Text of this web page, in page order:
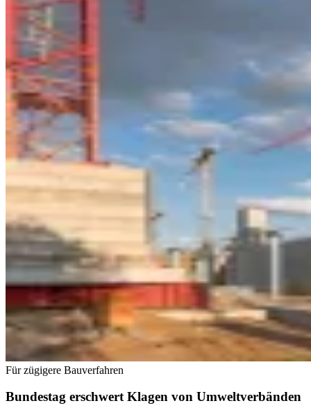
Für zügigere Bauverfahren
Bundestag erschwert Klagen von Umweltverbänden